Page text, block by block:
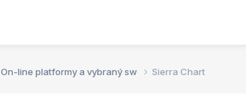
On-line platformy a vybraný sw Sierra Chart